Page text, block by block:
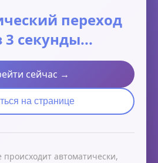
переход
3 секунды...
сейчас →
на странице
происходит автоматически,